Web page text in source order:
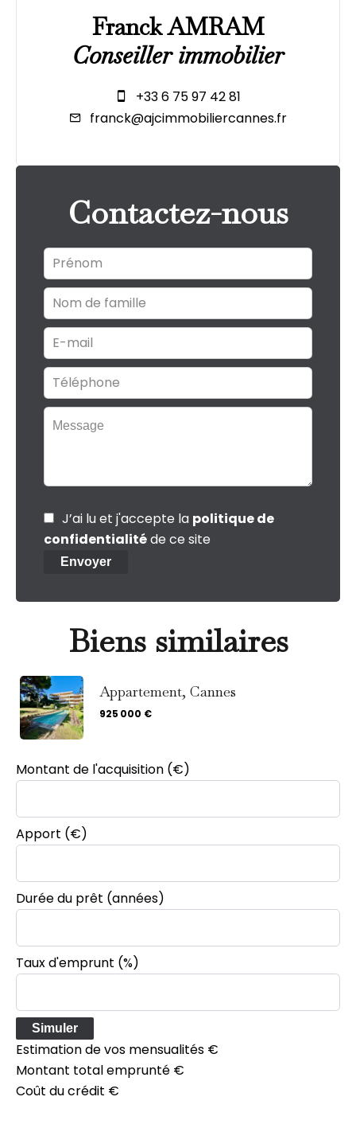
Franck AMRAM
Conseiller immobilier
+33 6 75 97 42 81
franck@ajcimmobiliercannes.fr
Contactez-nous
J’ai lu et j'accepte la politique de
confidentialitéde ce site
Envoyer
Biens similaires
Appartement, Cannes
925 000 €
Montant de l'acquisition (€)
Apport (€)
Durée du prêt (années)
Taux d'emprunt (%)
Simuler
Estimation de vos mensualités €
Montant total emprunté €
Coût du crédit €